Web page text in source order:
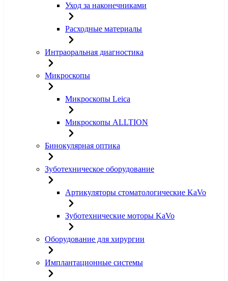
Уход за наконечниками
Расходные материалы
Интраоральная диагностика
Микроскопы
Микроскопы Leica
Микроскопы ALLTION
Бинокулярная оптика
Зуботехническое оборудование
Артикуляторы стоматологические KaVo
Зуботехнические моторы KaVo
Оборудование для хирургии
Имплантационные системы